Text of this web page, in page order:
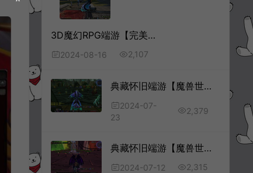
3D魔幻RPG端游【完美国际136V97版】8月最新整理Linux手工服务端+管理后台+网页注册+GM指令+GM工具+PC客户端+详细搭建教程
2024-08-16 2,107
典藏怀旧端游【魔兽世界335幸存者无限制版】7月最新整理Win一键服务端+网页注册+GM指令教程+PC客户端+详细搭建教程
2024-07-
23
2,379
典藏怀旧端游【魔兽世界335战灵魔兽】7月最新整理Win一键服务端+网页注册+GM指令教程+PC客户端+详细搭建教程
2024-07-12 2,315